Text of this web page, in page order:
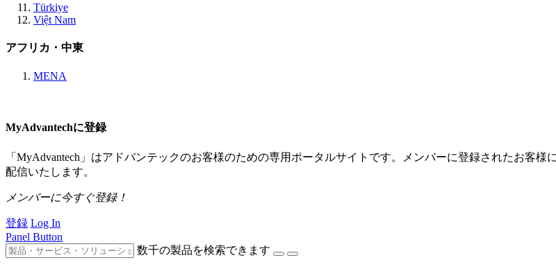
Türkiye
Việt Nam
アフリカ・中東
MENA
MyAdvantechに登録
「MyAdvantech」はアドバンテックのお客様のための専用ポータルサイトです。メンバーに登録されたお客
配信いたします。
メンバーに今すぐ登録！
登録 Log In
Panel Button
数千の製品を検索できます